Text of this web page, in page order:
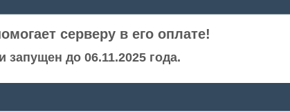
серверу в его оплате!
запущен до 06.11.2025 года.